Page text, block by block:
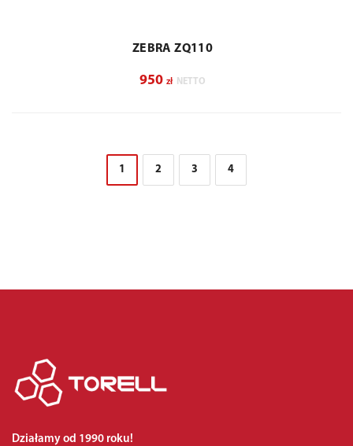
ZEBRA ZQ110
950 zł NETTO
1 2 3 4
Działamy od 1990 roku!